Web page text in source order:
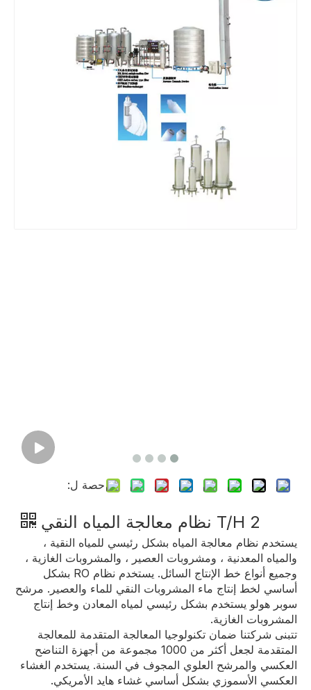
حصة ل:
2 T/H نظام معالجة المياه النقي
يستخدم نظام معالجة المياه بشكل رئيسي للمياه النقية ،
والمياه المعدنية ، ومشروبات العصير ، والمشروبات الغازية ،
وجميع أنواع خط الإنتاج السائل. يستخدم نظام RO بشكل
أساسي لخط إنتاج ماء المشروبات النقي للماء والعصير. مرشح
سوبر هولو يستخدم بشكل رئيسي لمياه المعادن وخط إنتاج
المشروبات الغازية.
تتبنى شركتنا ضمان تكنولوجيا المعالجة المتقدمة للمعالجة
المتقدمة لجعل أكثر من 1000 مجموعة من أجهزة التناضح
العكسي والمرشح العلوي المجوف في السنة. يستخدم الغشاء
العكسي الأسموزي بشكل أساسي غشاء هايد الأمريكي.